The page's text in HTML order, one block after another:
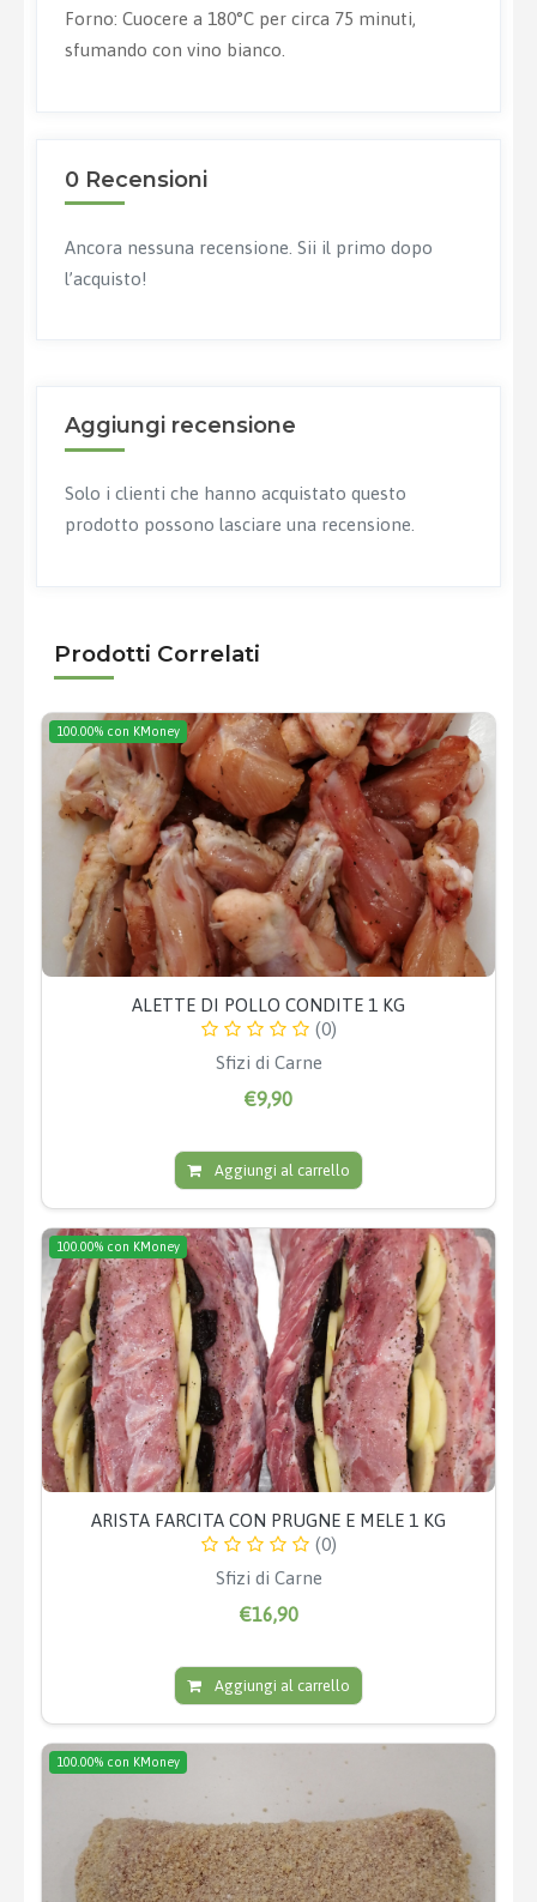
Forno: Cuocere a 180°C per circa 75 minuti,
sfumando con vino bianco.
0 Recensioni
Ancora nessuna recensione. Sii il primo dopo
l’acquisto!
Aggiungi recensione
Solo i clienti che hanno acquistato questo
prodotto possono lasciare una recensione.
Prodotti Correlati
100.00% con KMoney
ALETTE DI POLLO CONDITE 1 KG
(0)
Sfizi di Carne
€9,90
Aggiungi al carrello
100.00% con KMoney
ARISTA FARCITA CON PRUGNE E MELE 1 KG
(0)
Sfizi di Carne
€16,90
Aggiungi al carrello
100.00% con KMoney